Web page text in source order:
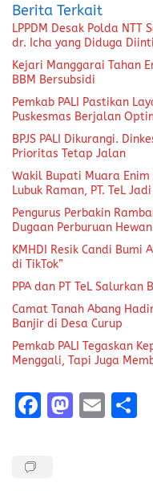
Berita Terkait
LPPDM Desak Polda
dr. Icha yang Diduga
Kejari Manggarai Tahan
BBM Bersubsidi
Pemkab PALI Pastikan
Puskesmas Berjalan
BPJS PALI Dikurangi.
Prioritas Tetap Jalan
Wakil Bupati Muara Enim
Lubuk Raman, PT. TeL
Pengurus Perbakin
Dugaan Perburuan
KMHDI Resik Candi Bumi
di TikTok”
PPA dan PT TeL
Camat Tanah Abang
Banjir di Desa Curup
Pemkab PALI Tegaskan
Menggali, Tapi Juga
F
M E